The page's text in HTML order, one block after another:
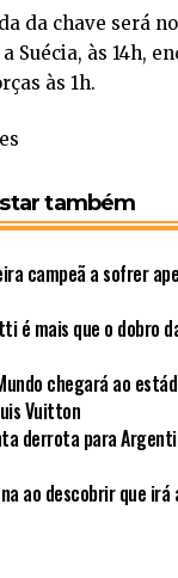
da chave será
Suécia, às 14h,
às 1h.
também
campeã a sofrer
é mais que o dobro
chegará ao
Vuitton
derrota para
ao descobrir que